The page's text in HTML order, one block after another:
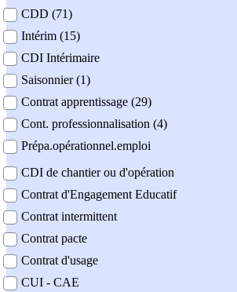
CDD (71)
Intérim (15)
CDI Intérimaire
Saisonnier (1)
Contrat apprentissage (29)
Cont. professionnalisation (4)
Prépa.opérationnel.emploi
CDI de chantier ou d'opération
Contrat d'Engagement Educatif
Contrat intermittent
Contrat pacte
Contrat d'usage
CUI - CAE